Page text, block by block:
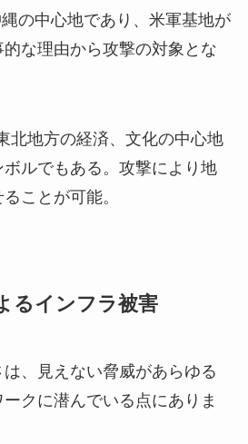
の中心地であり、米軍基地が
な理由から攻撃の対象とな
北地方の経済、文化の中心地
ルでもある。攻撃により地
ことが可能。
るインフラ被害
、見えない脅威があらゆる
クに潜んでいる点にありま